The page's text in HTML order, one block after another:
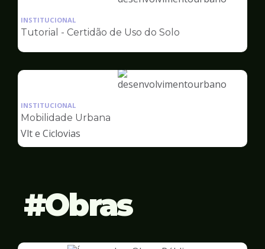
Ilustração
pagina
Desenvolvimento
Urbano
INSTITUCIONAL
Tutorial - Certidão de Uso do Solo
Ilustração
INSTITUCIONAL
Mobilidade Urbana
Vlt e Ciclovias
Obras